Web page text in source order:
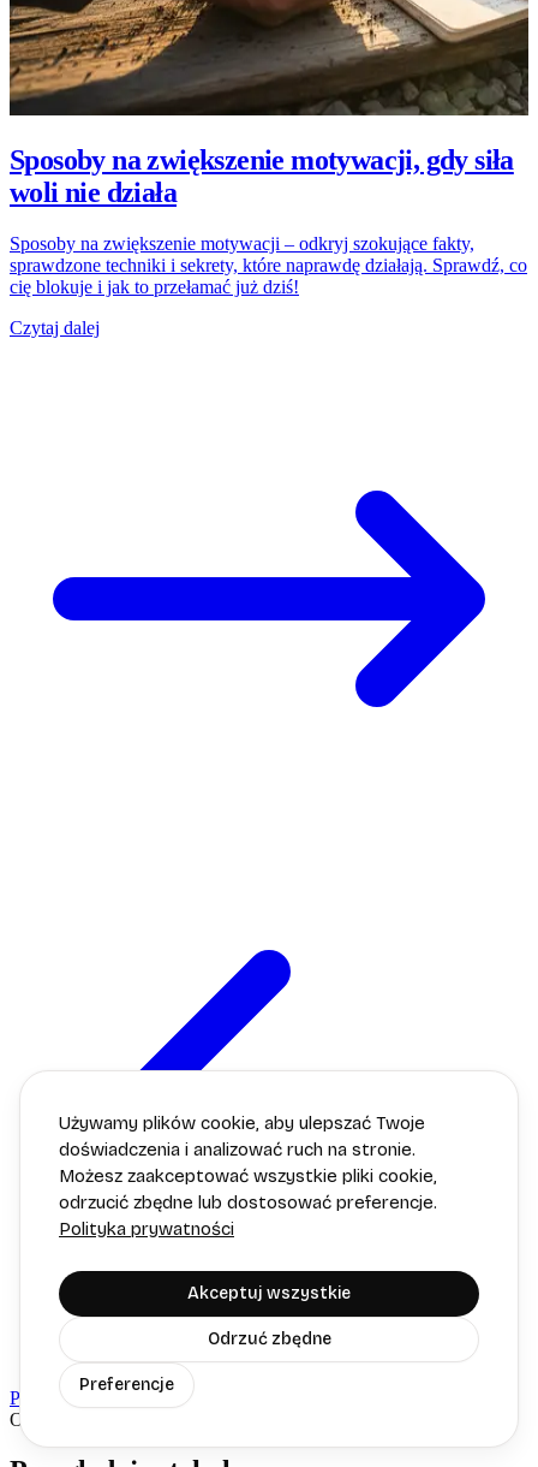
Używamy plików cookie, aby ulepszać Twoje
doświadczenia i analizować ruch na stronie.
Możesz zaakceptować wszystkie pliki cookie,
odrzucić zbędne lub dostosować preferencje.
Polityka prywatności
Akceptuj wszystkie
Odrzuć zbędne
Preferencje
Sposoby na zwiększenie motywacji, gdy siła
woli nie działa
Sposoby na zwiększenie motywacji – odkryj szokujące fakty,
sprawdzone techniki i sekrety, które naprawdę działają. Sprawdź, co
cię blokuje i jak to przełamać już dziś!
Czytaj dalej
Powrót do A-Z
Odkryj